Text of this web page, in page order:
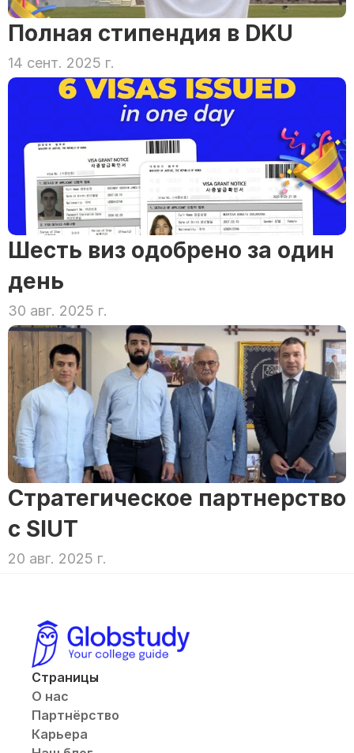
Полная стипендия в DKU
14 сент. 2025 г.
Шесть виз одобрено за один
день
30 авг. 2025 г.
Стратегическое партнерство
с SIUT
20 авг. 2025 г.
Страницы
О нас
Партнёрство
Карьера